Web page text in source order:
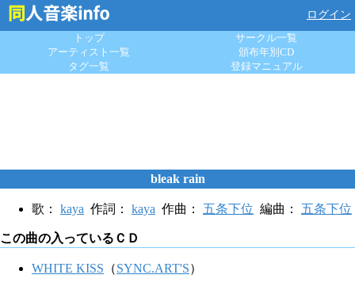
ログイン
トップ
サークル一覧
アーティスト一覧
頒布年別CD
タグ一覧
登録マニュアル
bleak rain
歌： kaya 作詞： kaya 作曲： 五条下位 編曲： 五条下位
この曲の入っているＣＤ
WHITE KISS （SYNC.ART'S）